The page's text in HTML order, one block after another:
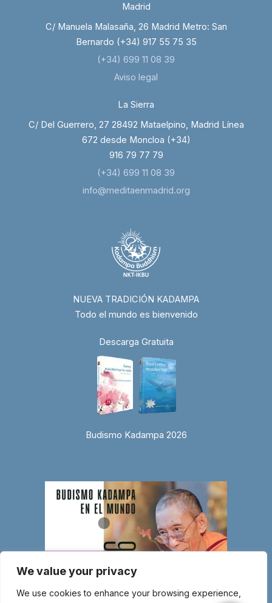
We value your privacy
We use cookies to enhance your browsing experience,
Madrid
C/ Manuela Malasaña, 26 Madrid Metro: San
Bernardo (+34) 917 55 75 35
(+34) 699 11 08 39
Aviso legal
La Sierra
C/ Del Guerrero, 27 28492 Mataelpino, Madrid Línea
672 desde Moncloa (+34)
916 79 77 79
(+34) 699 11 08 39
info@meditaenmadrid.org
NUEVA TRADICIÓN KADAMPA
Todo el mundo es bienvenido
Descarga Gratuita
Budismo Kadampa 2026